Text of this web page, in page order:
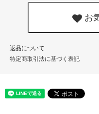
お
返品について
特定商取引法に基づく表記